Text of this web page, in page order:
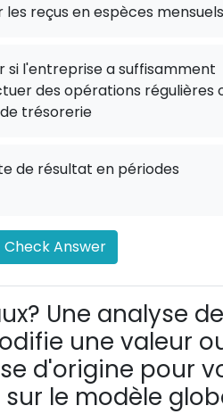
reçus en espèces mensuels
si l'entreprise a suffisamment
des opérations régulières
trésorerie
de résultat en périodes
Check Answer
Une analyse de
une valeur
d'origine pour
le modèle